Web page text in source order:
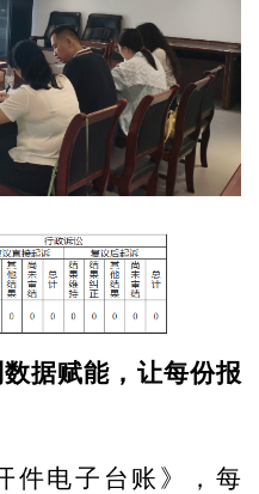
据赋能，让每份报
件电子台账》，每